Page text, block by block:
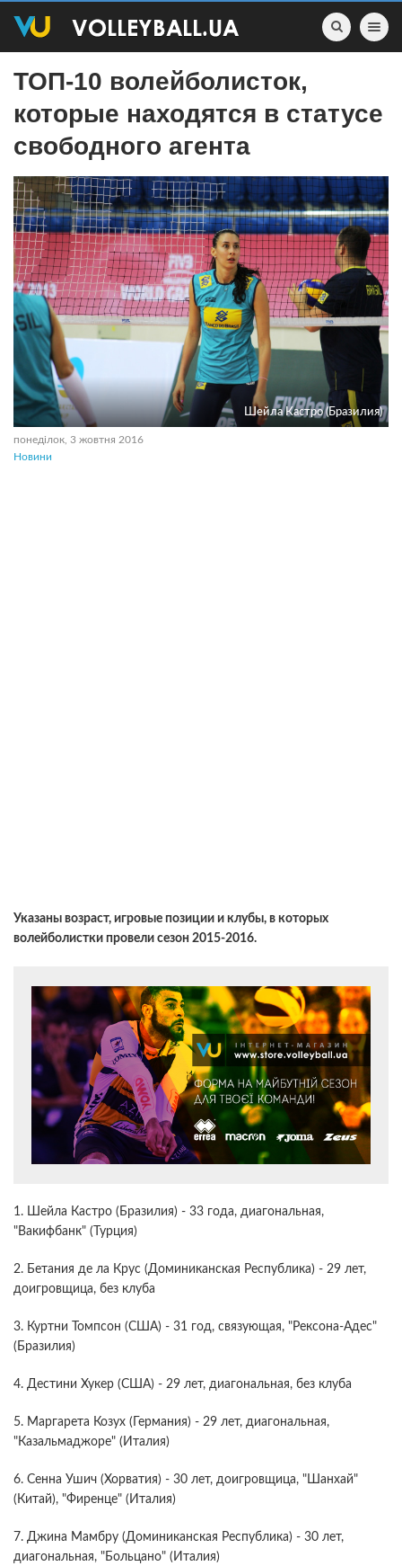
Toggle
ТОП-10 волейболисток,
которые находятся в статусе
свободного агента
Шейла Кастро (Бразилия)
понеділок, 3 жовтня 2016
Новини
Указаны возраст, игровые позиции и клубы, в которых
волейболистки провели сезон 2015-2016.
1. Шейла Кастро (Бразилия) - 33 года, диагональная,
"Вакифбанк" (Турция)
2. Бетания де ла Крус (Доминиканская Республика) - 29 лет,
доигровщица, без клуба
3. Куртни Томпсон (США) - 31 год, связующая, "Рексона-Адес"
(Бразилия)
4. Дестини Хукер (США) - 29 лет, диагональная, без клуба
5. Маргарета Козух (Германия) - 29 лет, диагональная,
"Казальмаджоре" (Италия)
6. Сенна Ушич (Хорватия) - 30 лет, доигровщица, "Шанхай"
(Китай), "Фиренце" (Италия)
7. Джина Мамбру (Доминиканская Республика) - 30 лет,
диагональная, "Больцано" (Италия)